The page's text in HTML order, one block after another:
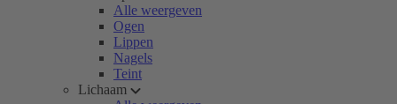
Alle weergeven
Ogen
Lippen
Nagels
Teint
Lichaam